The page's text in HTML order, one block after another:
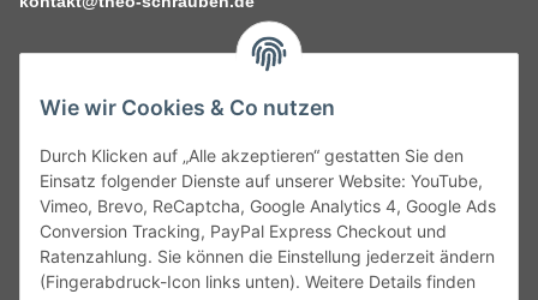
Wie wir Cookies & Co nutzen
Durch Klicken auf „Alle akzeptieren“ gestatten Sie den
Einsatz folgender Dienste auf unserer Website: YouTube,
Vimeo, Brevo, ReCaptcha, Google Analytics 4, Google Ads
Conversion Tracking, PayPal Express Checkout und
Ratenzahlung. Sie können die Einstellung jederzeit ändern
(Fingerabdruck-Icon links unten). Weitere Details finden
Service
Gesetzliche Informationen